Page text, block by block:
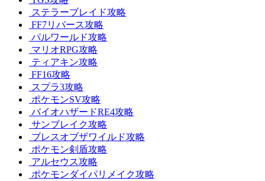
ステラーブレイド攻略
FF7リバース攻略
パルワールド攻略
マリオRPG攻略
ティアキン攻略
FF16攻略
スプラ3攻略
ポケモンSV攻略
バイオハザードRE4攻略
サンブレイク攻略
ブレスオブザワイルド攻略
ポケモン剣盾攻略
アルセウス攻略
ポケモンダイパリメイク攻略